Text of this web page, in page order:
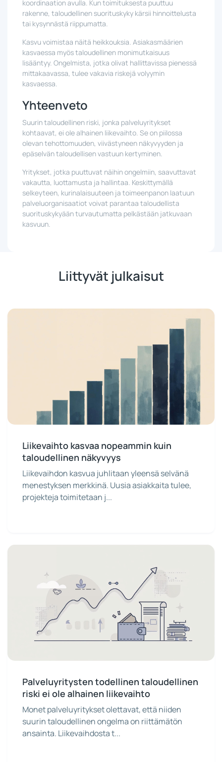
koordinaation avulla. Kun toimituksesta puuttuu
rakenne, taloudellinen suorituskyky kärsii hinnoittelusta
tai kysynnästä riippumatta.
Kasvu voimistaa näitä heikkouksia. Asiakasmäärien
kasvaessa myös taloudellinen monimutkaisuus
lisääntyy. Ongelmista, jotka olivat hallittavissa pienessä
mittakaavassa, tulee vakavia riskejä volyymin
kasvaessa.
Yhteenveto
Suurin taloudellinen riski, jonka palveluyritykset
kohtaavat, ei ole alhainen liikevaihto. Se on piilossa
olevan tehottomuuden, viivästyneen näkyvyyden ja
epäselvän taloudellisen vastuun kertyminen.
Yritykset, jotka puuttuvat näihin ongelmiin, saavuttavat
vakautta, luottamusta ja hallintaa. Keskittymällä
selkeyteen, kurinalaisuuteen ja toimeenpanon laatuun
palveluorganisaatiot voivat parantaa taloudellista
suorituskykyään turvautumatta pelkästään jatkuvaan
kasvuun.
Liittyvät julkaisut
Liikevaihto kasvaa nopeammin kuin
taloudellinen näkyvyys
Liikevaihdon kasvua juhlitaan yleensä selvänä
menestyksen merkkinä. Uusia asiakkaita tulee,
projekteja toimitetaan j...
Palveluyritysten todellinen taloudellinen
riski ei ole alhainen liikevaihto
Monet palveluyritykset olettavat, että niiden
suurin taloudellinen ongelma on riittämätön
ansainta. Liikevaihdosta t...